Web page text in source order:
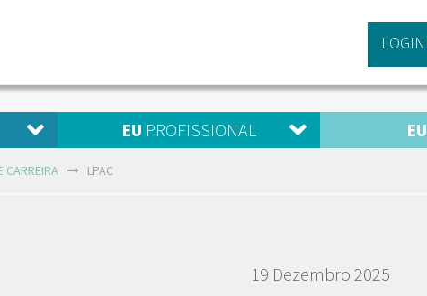
LOGIN
EU PROFISSIONAL EU
CARREIRA LPAC
19 Dezembro 2025